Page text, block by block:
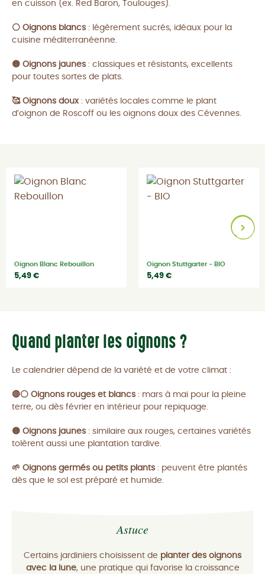
en cuisson (ex. Red Baron, Toulouges).
⚪ Oignons blancs : légèrement sucrés, idéaux pour la
cuisine méditerranéenne.
🟡 Oignons jaunes : classiques et résistants, excellents
pour toutes sortes de plats.
🥰 Oignons doux : variétés locales comme le plant
d’oignon de Roscoff ou les oignons doux des Cévennes.
Oignon Blanc Rebouillon
5,49 €
Oignon Stuttgarter - BIO
5,49 €
Quand planter les oignons ?
Le calendrier dépend de la variété et de votre climat :
🔴⚪ Oignons rouges et blancs : mars à mai pour la pleine
terre, ou dès février en intérieur pour repiquage.
🟡 Oignons jaunes : similaire aux rouges, certaines variétés
tolèrent aussi une plantation tardive.
🌱 Oignons germés ou petits plants : peuvent être plantés
dès que le sol est préparé et humide.
Astuce
Certains jardiniers choisissent de planter des oignons
avec la lune, une pratique qui favorise la croissance